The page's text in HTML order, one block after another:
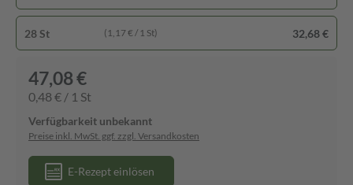
28 St (1,17 € / 1 St) 32,68 €
47,08 €
0,48 € / 1 St
Verfügbarkeit unbekannt
Preise inkl. MwSt. ggf. zzgl. Versandkosten
E-Rezept einlösen